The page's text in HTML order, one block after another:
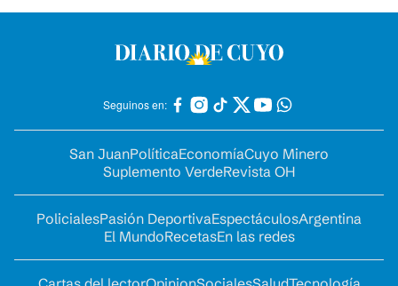
Seguinos en:
San JuanPolíticaEconomíaCuyo Minero
Suplemento VerdeRevista OH
PolicialesPasión DeportivaEspectáculosArgentina
El MundoRecetasEn las redes